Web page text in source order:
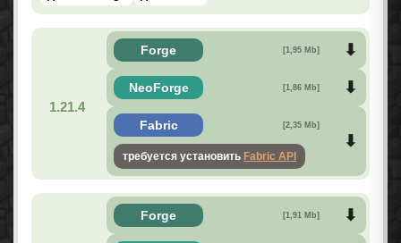
1.21.4
Forge [1,95 Mb]
NeoForge [1,86 Mb]
Fabric [2,35 Mb]
требуется установить Fabric API
Forge [1,91 Mb]